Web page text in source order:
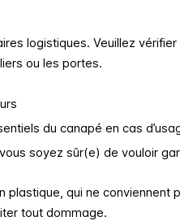
logistiques. Veuillez vérifier
ou les portes.
du canapé en cas
soyez sûr(e) de vouloir
plastique, qui ne conviennent
tout dommage.